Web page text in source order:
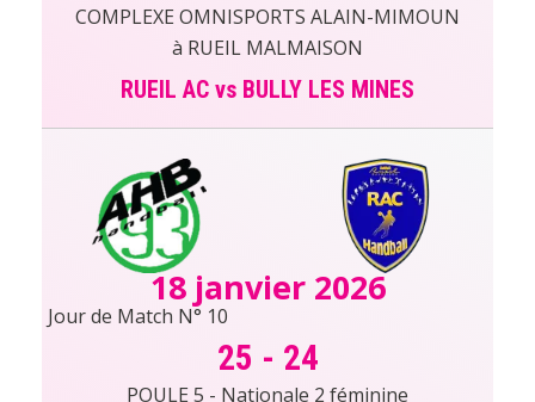
COMPLEXE OMNISPORTS ALAIN-MIMOUN
à RUEIL MALMAISON
RUEIL AC vs BULLY LES MINES
18 janvier 2026
Jour de Match N° 10
25 - 24
POULE 5 - Nationale 2 féminine